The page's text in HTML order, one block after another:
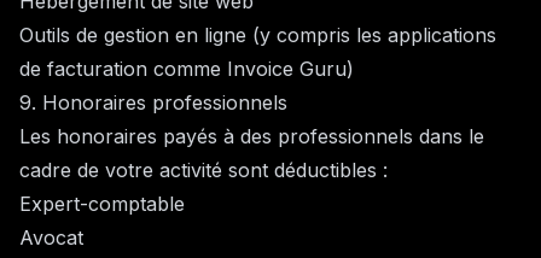
Outils de gestion en ligne (y compris les applications
de facturation comme Invoice Guru)
9. Honoraires professionnels
Les honoraires payés à des professionnels dans le
cadre de votre activité sont déductibles :
Expert-comptable
Avocat